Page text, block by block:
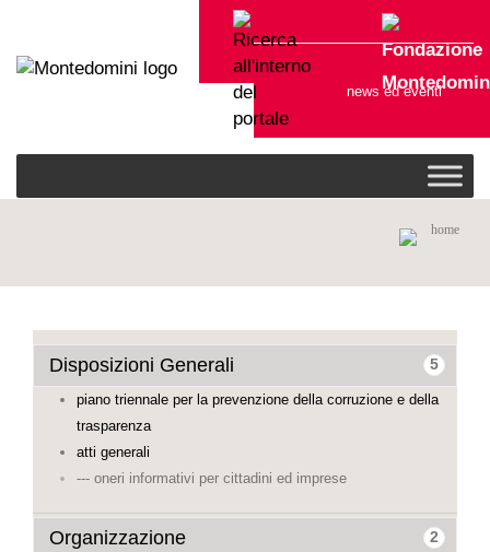
Fondazione
news ed eventi
home
5
Disposizioni Generali
piano triennale per la prevenzione della corruzione e della
trasparenza
atti generali
--- oneri informativi per cittadini ed imprese
2
Organizzazione